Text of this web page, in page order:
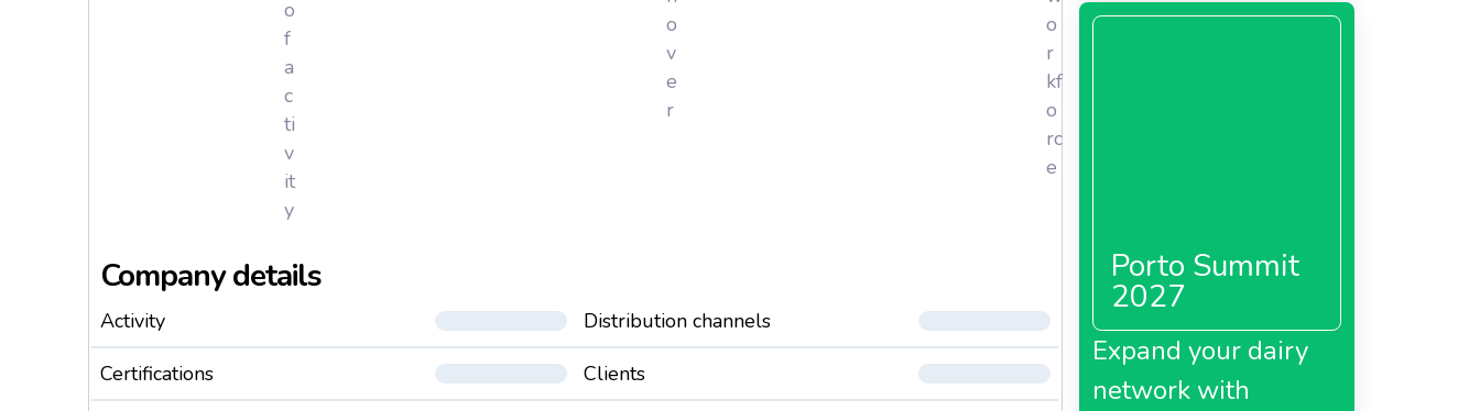
o
f
a
c
ti
v
it
y
o
v
e
r
o
r
kf
o
rc
e
Company details
Activity
Distribution channels
Certifications
Clients
Porto Summit
2027
Expand your dairy
network with